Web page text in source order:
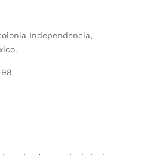
Independencia,